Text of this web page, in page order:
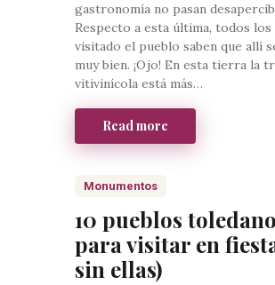
gastronomía no pasan
Respecto a esta última, todos los
visitado el pueblo saben que allí
muy bien. ¡Ojo! En esta tierra la
vitivinícola está más…
Read more
Monumentos
10 pueblos
para visitar en
sin ellas)